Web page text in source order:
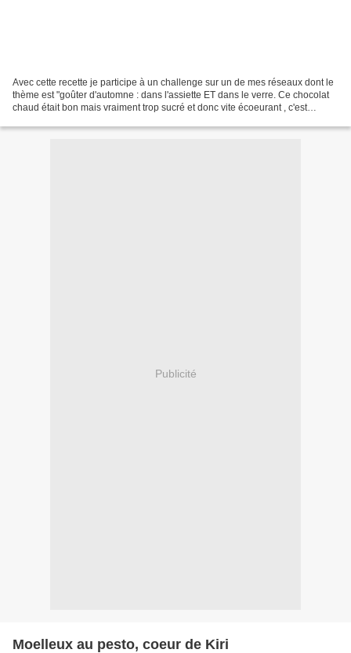
Avec cette recette je participe à un challenge sur un de mes réseaux dont le
thème est "goûter d'automne : dans l'assiette ET dans le verre. Ce chocolat
chaud était bon mais vraiment trop sucré et donc vite écoeurant , c'est
Publicité
Moelleux au pesto, coeur de Kiri